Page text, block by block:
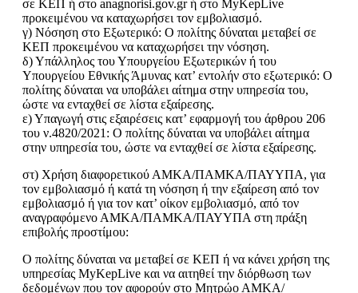
σε ΚΕΠ ή στο anagnorisi.gov.gr ή στο MyKepLive
προκειμένου να καταχωρήσει τον εμβολιασμό.
γ) Νόσηση στο Εξωτερικό: Ο πολίτης δύναται μεταβεί σε
ΚΕΠ προκειμένου να καταχωρήσει την νόσηση.
δ) Υπάλληλος του Υπουργείου Εξωτερικών ή του
Υπουργείου Εθνικής Άμυνας κατ’ εντολήν στο εξωτερικό: Ο
πολίτης δύναται να υποβάλει αίτημα στην υπηρεσία του,
ώστε να ενταχθεί σε λίστα εξαίρεσης.
ε) Υπαγωγή στις εξαιρέσεις κατ’ εφαρμογή του άρθρου 206
του ν.4820/2021: Ο πολίτης δύναται να υποβάλει αίτημα
στην υπηρεσία του, ώστε να ενταχθεί σε λίστα εξαίρεσης.
στ) Χρήση διαφορετικού ΑΜΚΑ/ΠΑΜΚΑ/ΠΑΥΥΠΑ, για
τον εμβολιασμό ή κατά τη νόσηση ή την εξαίρεση από τον
εμβολιασμό ή για τον κατ’ οίκον εμβολιασμό, από τον
αναγραφόμενο ΑΜΚΑ/ΠΑΜΚΑ/ΠΑΥΥΠΑ στη πράξη
επιβολής προστίμου:
Ο πολίτης δύναται να μεταβεί σε ΚΕΠ ή να κάνει χρήση της
υπηρεσίας MyKepLive και να αιτηθεί την διόρθωση των
δεδομένων που τον αφορούν στο Μητρώο ΑΜΚΑ/